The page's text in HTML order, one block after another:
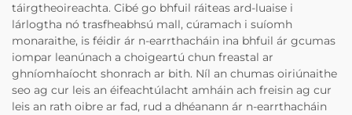
táirgtheoireachta. Cibé go bhfuil ráiteas ard-luaise i
lárlogtha nó trasfheabhsú mall, cúramach i suíomh
monaraithe, is féidir ár n-earrthacháin ina bhfuil ár gcumas
iompar leanúnach a choigeartú chun freastal ar
ghníomhaíocht shonrach ar bith. Níl an chumas oiriúnaithe
seo ag cur leis an éifeachtúlacht amháin ach freisin ag cur
leis an rath oibre ar fad, rud a dhéanann ár n-earrthacháin